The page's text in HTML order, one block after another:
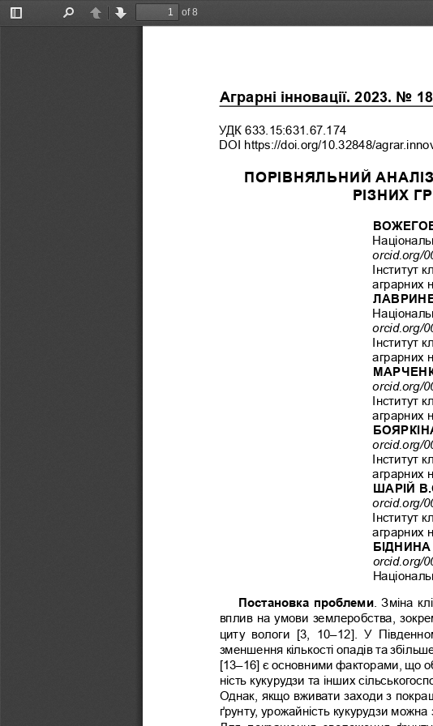
Toggle
PreviousNext
of 8
Аграрні інновації. 2023. No 18
УДК 633.15:631.67.174
DOI https://doi.org/10.32848/
ПОРІВНЯЛЬНИЙ
РІЗНИХ
orcid.org/
Інститут
аграрних
orcid.org/
Інститут
аграрних
orcid.org/
Інститут
аграрних
orcid.org/
Інститут
аграрних
ШАРІЙ
orcid.org/
Інститут
аграрних
БІДНИНА
orcid.org/
Постановка проблеми. Зміна
вплив на умови землеробства,
циту  вологи  [3,  10–12].  У
зменшення кількості опадів та
[13–16] є основними факторами, що
ність кукурудзи та інших
Однак, якщо вживати заходи з
ґрунту, урожайність кукурудзи можна